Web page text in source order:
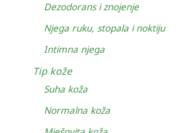
Dezodorans i znojenje
Njega ruku, stopala i noktiju
Intimna njega
Tip kože
Suha koža
Normalna koža